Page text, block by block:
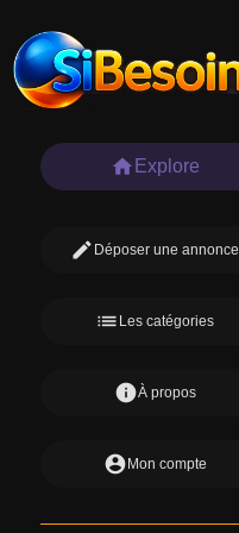
home Explore
edit Déposer une annonce
list Les catégories
infoÀ propos
account_circle Mon compte